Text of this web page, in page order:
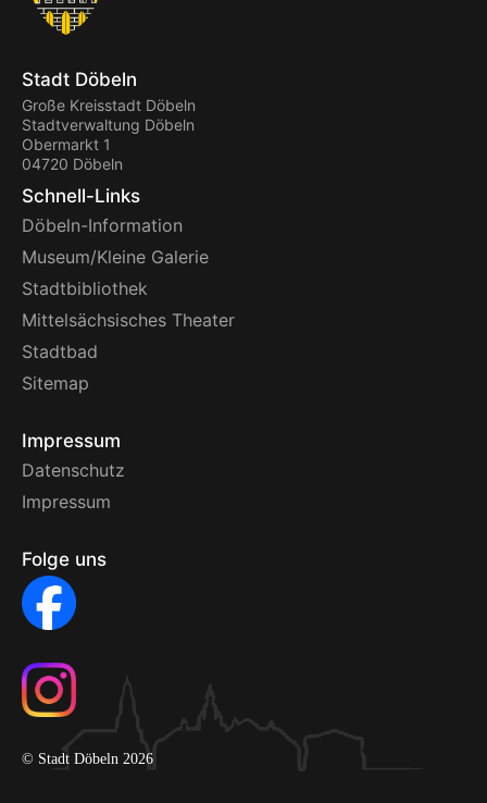
Stadt Döbeln
Große Kreisstadt Döbeln
Stadtverwaltung Döbeln
Obermarkt 1
04720 Döbeln
Schnell-Links
Döbeln-Information
Museum/Kleine Galerie
Stadtbibliothek
Mittelsächsisches Theater
Stadtbad
Sitemap
Impressum
Datenschutz
Impressum
Folge uns
© Stadt Döbeln 2026